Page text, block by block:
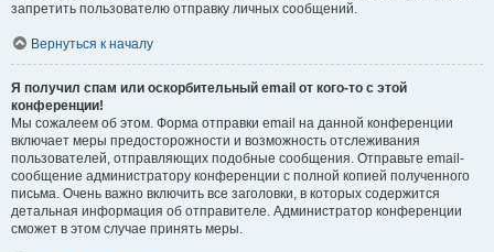
запретить пользователю отправку личных сообщений.
Вернуться к началу
Я получил спам или оскорбительный email от кого-то с этой
конференции!
Мы сожалеем об этом. Форма отправки email на данной конференции
включает меры предосторожности и возможность отслеживания
пользователей, отправляющих подобные сообщения. Отправьте email-
сообщение администратору конференции с полной копией полученного
письма. Очень важно включить все заголовки, в которых содержится
детальная информация об отправителе. Администратор конференции
сможет в этом случае принять меры.